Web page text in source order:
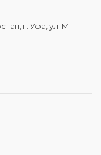
г. Уфа, ул. М.